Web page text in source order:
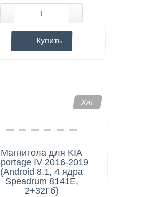
Купить
Хит
Магнитола для KIA
IV 2016-2019
(Android 8.1, 4 ядра
Speadrum 8141E,
2+32Гб)